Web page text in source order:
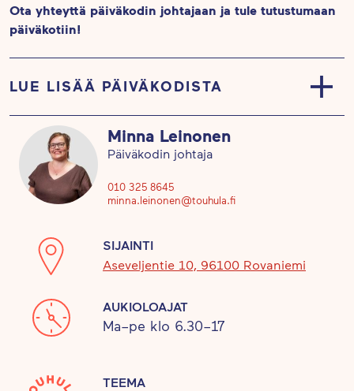
Ota yhteyttä päiväkodin johtajaan ja tule tutustumaan
päiväkotiin!
LUE LISÄÄ PÄIVÄKODISTA
Otamme arjessa huomioon lasten
mielenkiinnonkohteet ja toiveet, joiden pohjalta
rakennamme toimintaamme. Päiväkotimme
ammattitaitoinen ja sitoutunut henkilökunta kohtaa
jokaisen lapsen ja perheen kunnioittavasti
Päiväkodin tilat on suunniteltu eri-ikäisten lasten
lasten tarpeiden mukaan. Päiväkodin pihassa on
jaetut ulkoilualueet pienille ja isoille.
pelaamiseen kuin muuhunkin liikuntaan.
Minna Leinonen
Päiväkodin johtaja
010 325 8645
minna.leinonen@touhula.fi
SIJAINTI
Aseveljentie 10, 96100 Rovaniemi
AUKIOLOAJAT
Ma–pe klo 6.30–17
TEEMA